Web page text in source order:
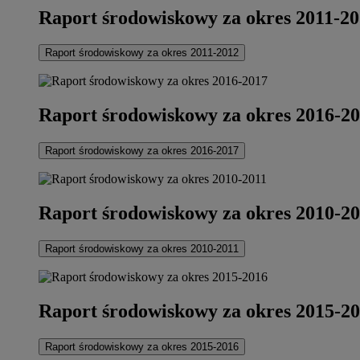
Raport środowiskowy za okres 2011-
Raport środowiskowy za okres 2011-2012
Raport środowiskowy za okres 2016-
Raport środowiskowy za okres 2016-2017
Raport środowiskowy za okres 2010-
Raport środowiskowy za okres 2010-2011
Raport środowiskowy za okres 2015-
Raport środowiskowy za okres 2015-2016